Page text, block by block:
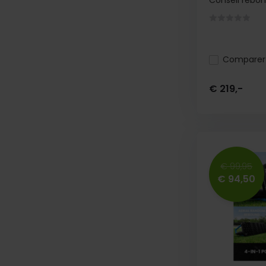
Comparer
€ 219,-
€ 99,95
€ 94,50